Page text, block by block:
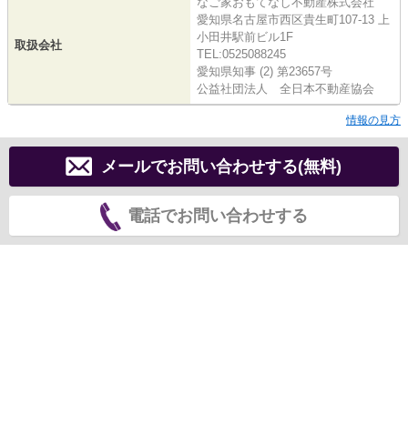
取扱会社
愛知県名古屋市西区貴生町107-13 上
小田井駅前ビル1F
TEL:0525088245
愛知県知事 (2) 第23657号
公益社団法人 全日本不動産協会
情報の見方
メールでお問い合わせする(無料)
電話でお問い合わせする